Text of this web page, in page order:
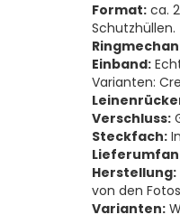
Format: ca.
Schutzhüllen.
Einband:
Varianten:
Verschluss:
Steckfach:
Herstellung:
von den
Varianten: